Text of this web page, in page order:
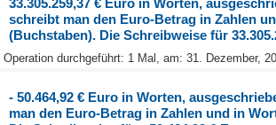
33.305.259,37 € Euro in Worten,
schreibt man den Euro-Betrag in Zahlen
(Buchstaben). Die Schreibweise für
Operation durchgeführt: 1 Mal, am: 31. Dezember,
- 50.464,92 € Euro in Worten,
man den Euro-Betrag in Zahlen und in